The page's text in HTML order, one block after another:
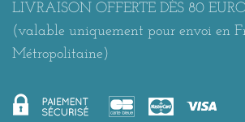
LIVRAISON OFFERTE DÈS 80
(valable uniquement pour envoi en
Métropolitaine)